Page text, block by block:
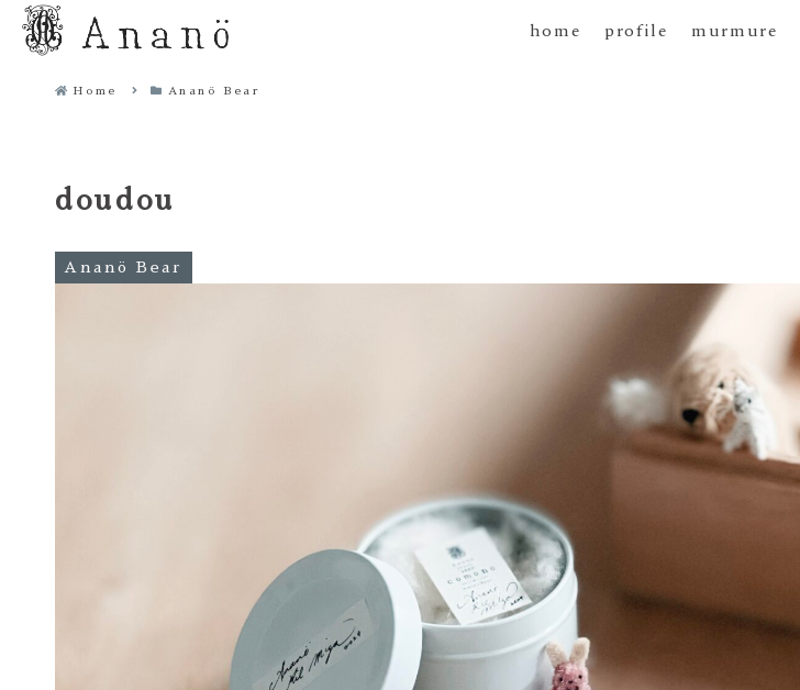
home profile murmure
Home Ananö Bear
doudou
Ananö Bear